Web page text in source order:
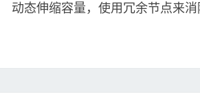
动态伸缩容量，使用冗余节点来